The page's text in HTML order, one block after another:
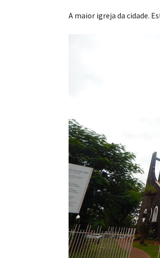
A maior igreja da cidade.